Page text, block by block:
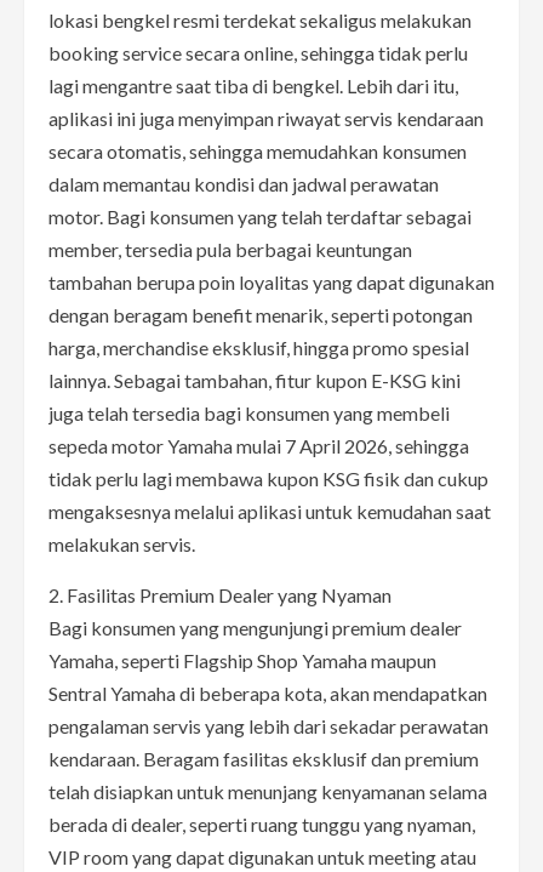
lokasi bengkel resmi terdekat sekaligus melakukan
booking service secara online, sehingga tidak perlu
lagi mengantre saat tiba di bengkel. Lebih dari itu,
aplikasi ini juga menyimpan riwayat servis kendaraan
secara otomatis, sehingga memudahkan konsumen
dalam memantau kondisi dan jadwal perawatan
motor. Bagi konsumen yang telah terdaftar sebagai
member, tersedia pula berbagai keuntungan
tambahan berupa poin loyalitas yang dapat digunakan
dengan beragam benefit menarik, seperti potongan
harga, merchandise eksklusif, hingga promo spesial
lainnya. Sebagai tambahan, fitur kupon E-KSG kini
juga telah tersedia bagi konsumen yang membeli
sepeda motor Yamaha mulai 7 April 2026, sehingga
tidak perlu lagi membawa kupon KSG fisik dan cukup
mengaksesnya melalui aplikasi untuk kemudahan saat
melakukan servis.
2. Fasilitas Premium Dealer yang Nyaman
Bagi konsumen yang mengunjungi premium dealer
Yamaha, seperti Flagship Shop Yamaha maupun
Sentral Yamaha di beberapa kota, akan mendapatkan
pengalaman servis yang lebih dari sekadar perawatan
kendaraan. Beragam fasilitas eksklusif dan premium
telah disiapkan untuk menunjang kenyamanan selama
berada di dealer, seperti ruang tunggu yang nyaman,
VIP room yang dapat digunakan untuk meeting atau